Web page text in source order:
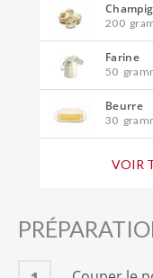
200
Farine
50
Beurre
30
VOIR